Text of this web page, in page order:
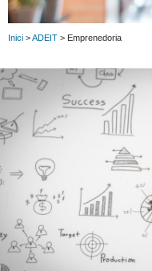
Inici >ADEIT > Emprenedoria